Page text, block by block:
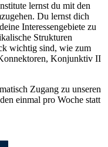
lernst du mit den
Du lernst dich
Interessengebiete zu
Strukturen
wichtig sind, wie zum
Konjunktiv II
Zugang zu unseren
einmal pro Woche statt